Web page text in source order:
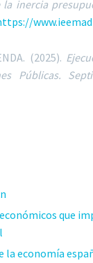
inercia
(2025).
Públicas.
que
la economía